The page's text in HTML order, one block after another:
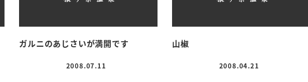
ガルニのあじさいが満開です
投稿日
2008.07.11
山椒
投稿日
2008.04.21